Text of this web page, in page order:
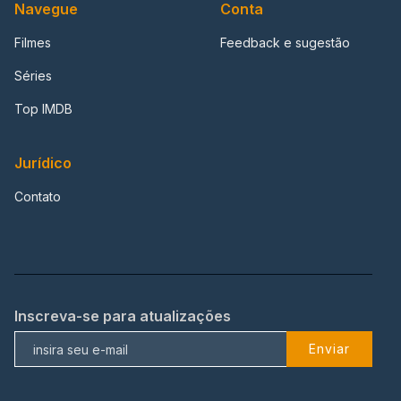
Navegue
Filmes
Séries
Top IMDB
Conta
Feedback e sugestão
Jurídico
Contato
Inscreva-se para atualizações
Enviar